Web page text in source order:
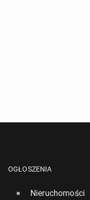
OGŁOSZENIA
Nieruchomości